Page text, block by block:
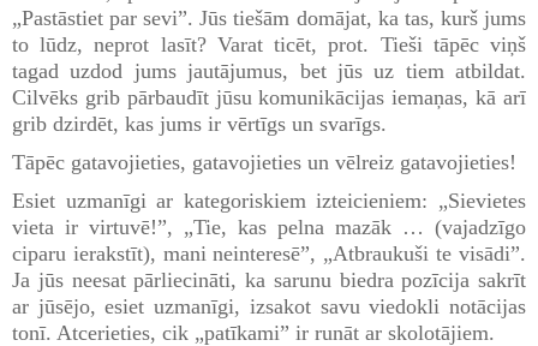
„Pastāstiet par sevi”. Jūs tiešām domājat, ka tas, kurš jums
to lūdz, neprot lasīt? Varat ticēt, prot. Tieši tāpēc viņš
tagad uzdod jums jautājumus, bet jūs uz tiem atbildat.
Cilvēks grib pārbaudīt jūsu komunikācijas iemaņas, kā arī
grib dzirdēt, kas jums ir vērtīgs un svarīgs.
Tāpēc gatavojieties, gatavojieties un vēlreiz gatavojieties!
Esiet uzmanīgi ar kategoriskiem izteicieniem: „Sievietes
vieta ir virtuvē!”, „Tie, kas pelna mazāk … (vajadzīgo
ciparu ierakstīt), mani neinteresē”, „Atbraukuši te visādi”.
Ja jūs neesat pārliecināti, ka sarunu biedra pozīcija sakrīt
ar jūsējo, esiet uzmanīgi, izsakot savu viedokli notācijas
tonī. Atcerieties, cik „patīkami” ir runāt ar skolotājiem.